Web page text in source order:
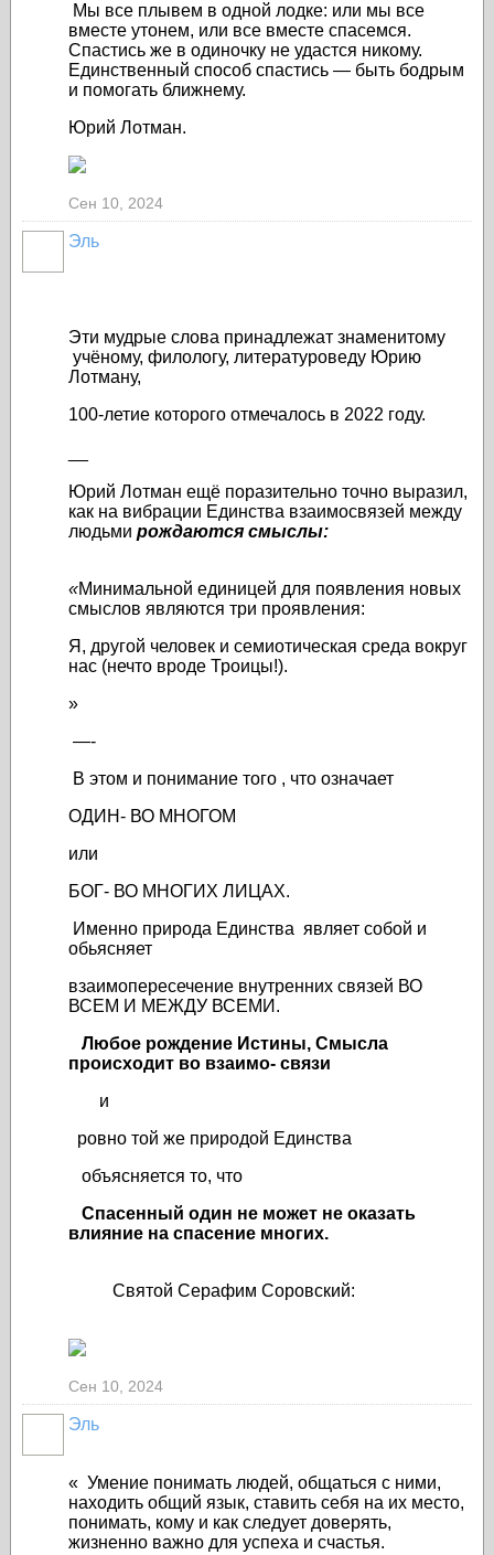
Мы все плывем в одной лодке: или мы все
вместе утонем, или все вместе спасемся.
Спастись же в одиночку не удастся никому.
Единственный способ спастись — быть бодрым
и помогать ближнему.
Юрий Лотман.
Сен 10, 2024
Эль
Эти мудрые слова принадлежат знаменитому
учёному, филологу, литературоведу Юрию
Лотману,
100-летие которого отмечалось в 2022 году.
Юрий Лотман ещё поразительно точно выразил,
как на вибрации Единства взаимосвязей между
людьми рождаются смыслы:
«Минимальной единицей для появления новых
смыслов являются три проявления:
Я, другой человек и семиотическая среда вокруг
нас (нечто вроде Троицы!).
»
—-
В этом и понимание того , что означает
ОДИН- ВО МНОГОМ
или
БОГ- ВО МНОГИХ ЛИЦАХ.
Именно природа Единства являет собой и
обьясняет
взаимопересечение внутренних связей ВО
ВСЕМ И МЕЖДУ ВСЕМИ.
Любое рождение Истины, Смысла
происходит во взаимо- связи
и
ровно той же природой Единства
объясняется то, что
Спасенный один не может не оказать
влияние на спасение многих.
Святой Серафим Соровский:
Сен 10, 2024
Эль
« Умение понимать людей, общаться с ними,
находить общий язык, ставить себя на их место,
понимать, кому и как следует доверять,
жизненно важно для успеха и счастья.